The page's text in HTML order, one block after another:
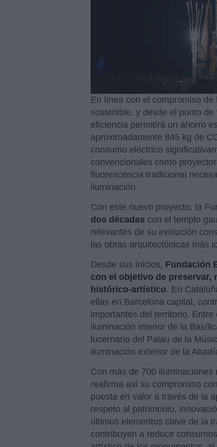
En línea con el compromiso
sostenible, y desde el punto
eficiencia permitirá un ahorro
aproximadamente 845 kg de
consumo eléctrico
convencionales como
fluorescencia tradicional
iluminación.
Con este nuevo proyecto, la
dos décadas con el templo
relevantes de su evolución
las obras arquitectónicas más
Desde sus inicios, Fundación
con el objetivo de preservar,
histórico-artístico. En
ellas en Barcelona capital,
importantes del territorio.
iluminación interior de la
lucernario del Palau de la
iluminación exterior de la
Con más de 700
reafirma así su compromiso
puesta en valor a través de la
respeto al patrimonio,
últimos elementos clave de la
contribuyen a reducir